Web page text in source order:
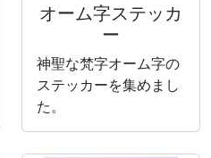
オーム字ステッカ
ー
神聖な梵字オーム字の
ステッカーを集めまし
た。